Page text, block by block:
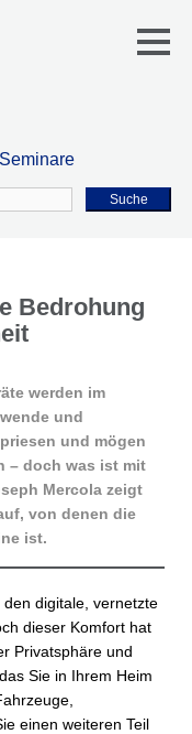
Seminare
Suche
Bedrohung
werden im
und
und mögen
– doch was ist mit
Mercola zeigt
von denen die
ist.
digitale, vernetzte
dieser Komfort hat
Privatsphäre und
Sie in Ihrem Heim
einen weiteren Teil